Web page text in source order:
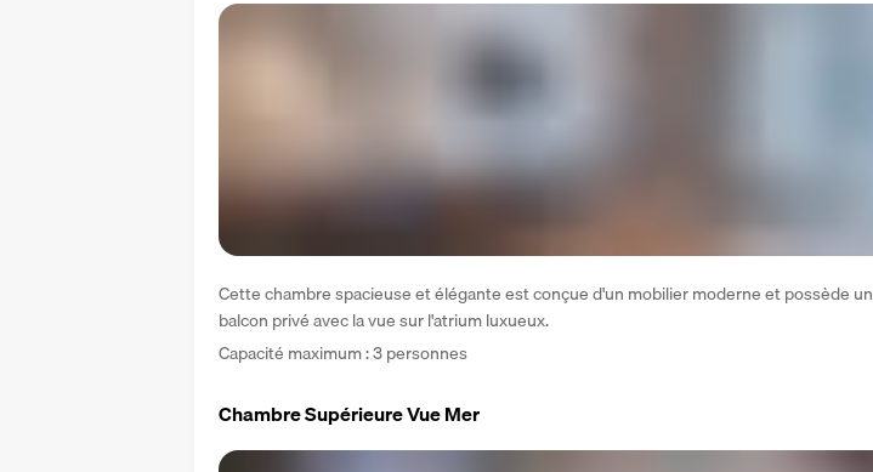
Cette chambre spacieuse et élégante est conçue d'un mobilier moderne et possède un
balcon privé avec la vue sur l'atrium luxueux.
Capacité maximum : 3 personnes
Chambre Supérieure Vue Mer